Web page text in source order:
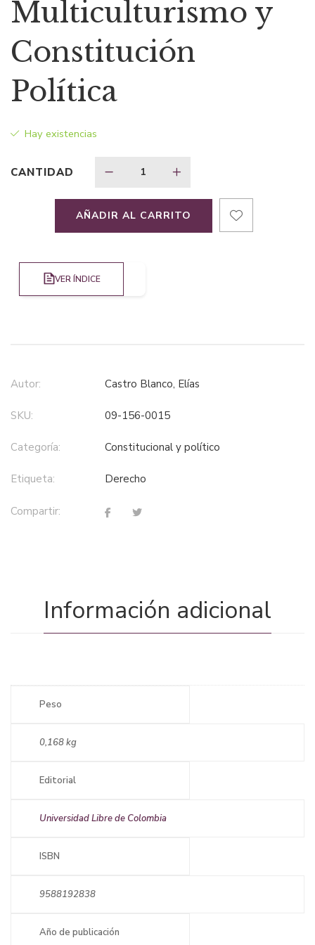
original
era:
$28,34.
actual
es:
Multiculturismo y
Constitución
Política
Hay existencias
CANTIDAD
AÑADIR AL CARRITO
VER ÍNDICE
Autor: Castro Blanco, Elías
SKU: 09-156-0015
Categoría: constitucional y político
Etiqueta: derecho
Compartir:
Información adicional
Peso
0,168 kg
Editorial
Universidad Libre de Colombia
ISBN
9588192838
Año de publicación